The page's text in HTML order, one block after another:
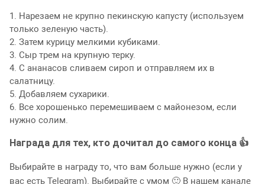
1. Нарезаем не крупно пекинскую капусту (используем
только зеленую часть).
2. Затем курицу мелкими кубиками.
3. Сыр трем на крупную терку.
4. С ананасов сливаем сироп и отправляем их в
салатницу.
5. Добавляем сухарики.
6. Все хорошенько перемешиваем с майонезом, если
нужно солим.
Награда для тех, кто дочитал до самого конца 👍
Выбирайте в награду то, что вам больше нужно (если у
вас есть Telegram). Выбирайте с умом 🙂 В нашем канале